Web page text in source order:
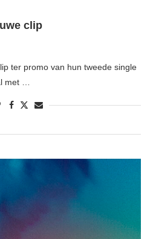
clip
ter promo van hun tweede single
met …